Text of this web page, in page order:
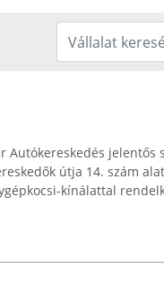
Autókereskedés jelentős
útja 14. szám
kínálattal